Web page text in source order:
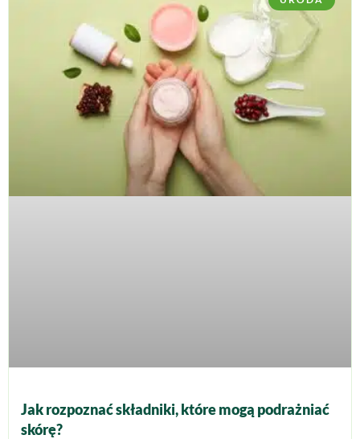
Jak rozpoznać składniki, które mogą podrażniać
skórę?